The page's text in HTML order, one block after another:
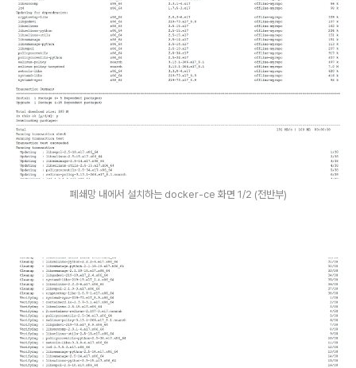
폐쇄망 내에서 설치하는 docker-ce 화면 1/2 (전반부)